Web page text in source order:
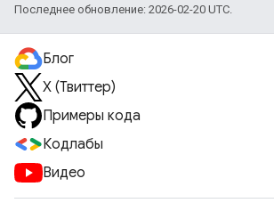
Последнее обновление: 2026-02-20 UTC.
Блог
X (Твиттер)
Примеры кода
Кодлабы
Видео